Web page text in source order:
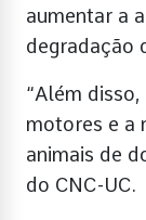
aumentar a
degradação
“Além
motores e a
animais de
do CNC-UC.